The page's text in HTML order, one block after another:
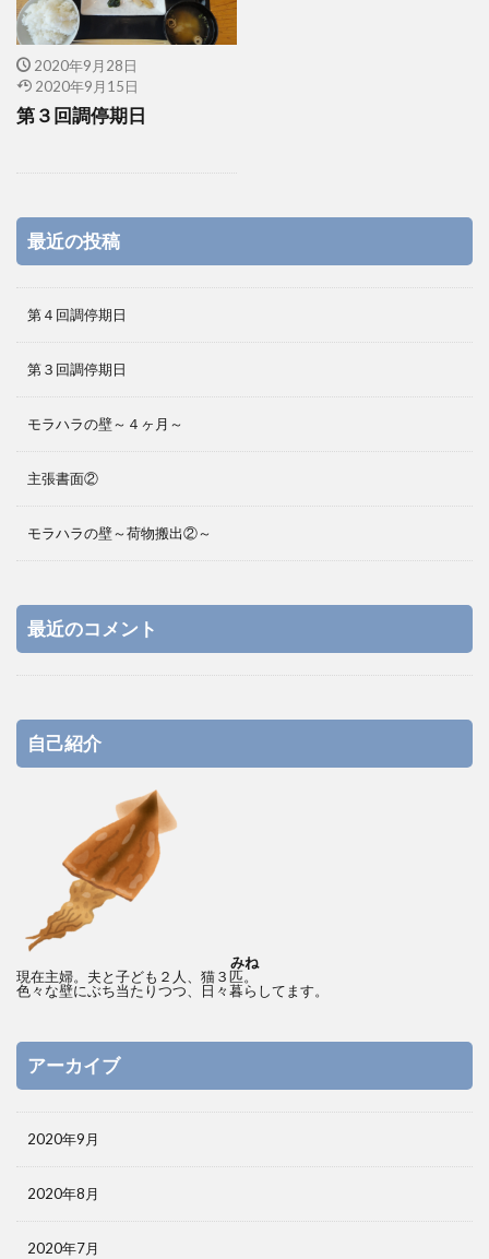
2020年9月28日
2020年9月15日
第３回調停期日
最近の投稿
第４回調停期日
第３回調停期日
モラハラの壁～４ヶ月～
主張書面②
モラハラの壁～荷物搬出②～
最近のコメント
自己紹介
みね
現在主婦。夫と子ども２人、猫３匹。
色々な壁にぶち当たりつつ、日々暮らしてます。
アーカイブ
2020年9月
2020年8月
2020年7月